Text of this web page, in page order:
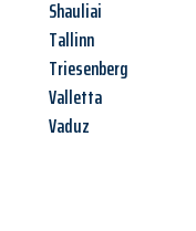
Shauliai
Tallinn
Triesenberg
Valletta
Vaduz